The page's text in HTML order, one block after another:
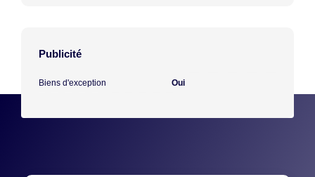
Publicité
Biens d'exception Oui